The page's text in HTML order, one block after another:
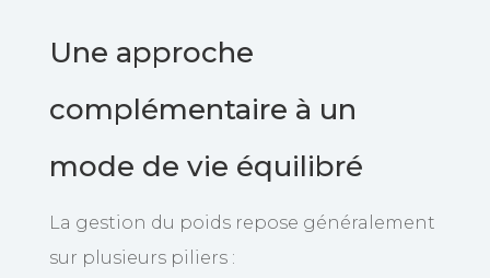
Une approche
complémentaire à un
mode de vie équilibré
La gestion du poids repose généralement
sur plusieurs piliers :